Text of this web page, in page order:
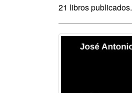
21 libros publicados.